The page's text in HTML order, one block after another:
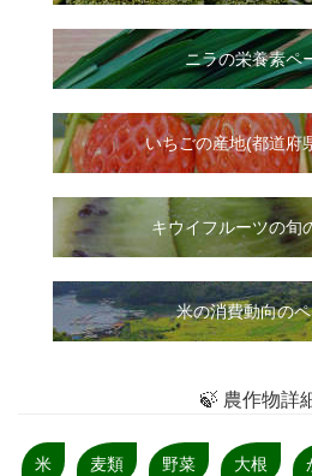
ニラの栄養素ペ
いちごの産地(都道府
キウイフルーツの旬
米の消費動向の
🍃 農作物詳
米 麦類 野菜 大根